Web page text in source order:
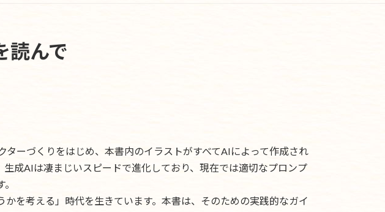
読んで
ーづくりをはじめ、本書内のイラストがすべてAIによって作成され
成AIは凄まじいスピードで進化しており、現在では適切なプロンプ
を考える」時代を生きています。本書は、そのための実践的なガイ